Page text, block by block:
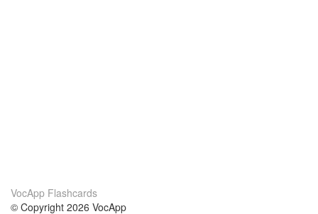
VocApp Flashcards
© Copyright 2026 VocApp